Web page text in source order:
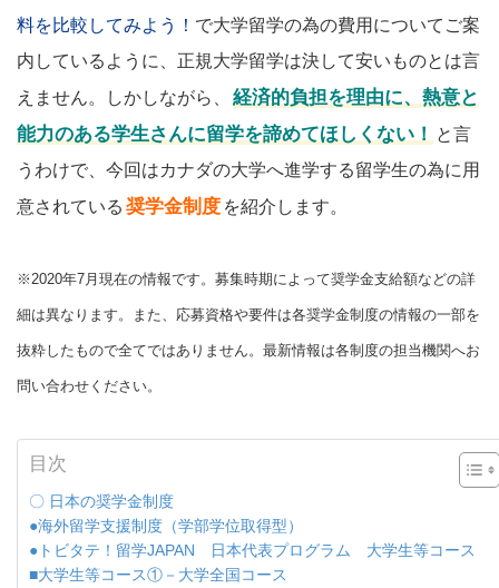
料を比較してみよう！ で大学留学の為の費用についてご案
内しているように、正規大学留学は決して安いものとは言
えません。しかしながら、
経済的負担を理由に、熱意と
能力のある学生さんに留学を諦めてほしくない！
と言
うわけで、今回はカナダの大学へ進学する留学生の為に用
意されている 奨学金制度 を紹介します。
※2020年7月現在の情報です。募集時期によって奨学金支給額などの詳
細は異なります。また、応募資格や要件は各奨学金制 度の情報の一部を
抜粋したもので全てではありません。最新情報は各制度の担当機関へお
問い合わせください。
目次
〇 日本の奨学金制度
●海外留学支援制度（学部学位取得型）
●トビタテ！留学JAPAN 日本代表プログラム 大学生等コース
■大学生等コース①－大学全国コース